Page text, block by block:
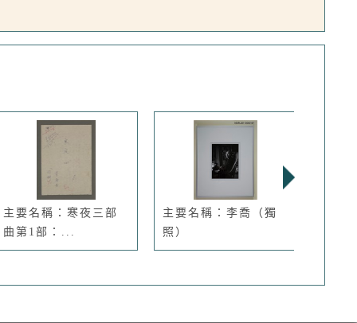
主要名稱：寒夜三部
曲第1部：...
主要名稱：李喬（獨
照）